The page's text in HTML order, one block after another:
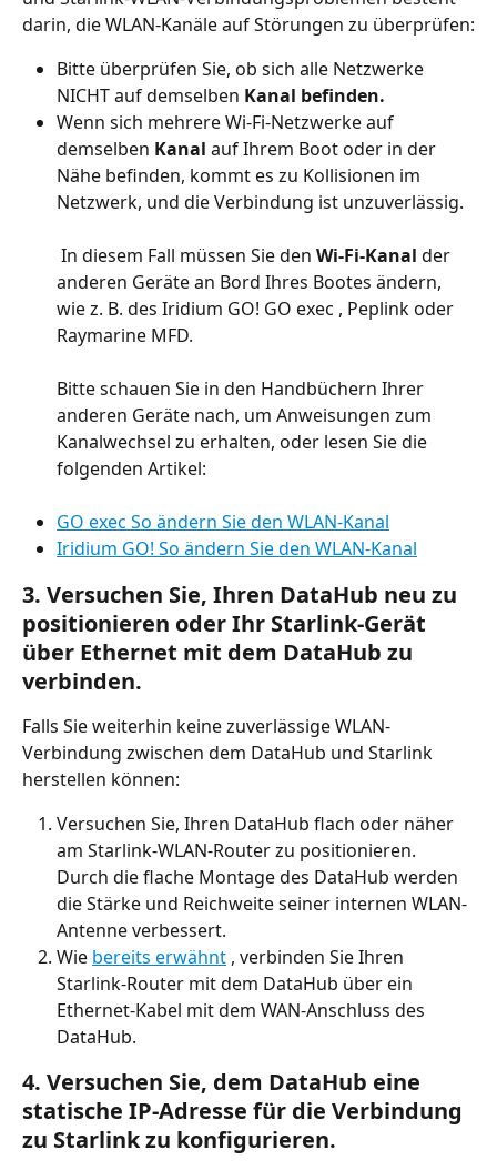
darin, die WLAN-Kanäle auf Störungen zu überprüfen:
Bitte überprüfen Sie, ob sich alle Netzwerke
NICHT auf demselben Kanal befinden.
Wenn sich mehrere Wi-Fi-Netzwerke auf
demselben Kanal auf Ihrem Boot oder in der
Nähe befinden, kommt es zu Kollisionen im
Netzwerk, und die Verbindung ist unzuverlässig.
In diesem Fall müssen Sie den Wi-Fi-Kanal der
anderen Geräte an Bord Ihres Bootes ändern,
wie z. B. des Iridium GO! GO exec , Peplink oder
Raymarine MFD.
Bitte schauen Sie in den Handbüchern Ihrer
anderen Geräte nach, um Anweisungen zum
Kanalwechsel zu erhalten, oder lesen Sie die
folgenden Artikel:
GO exec So ändern Sie den WLAN-Kanal
Iridium GO! So ändern Sie den WLAN-Kanal
3. Versuchen Sie, Ihren DataHub neu zu
positionieren oder Ihr Starlink-Gerät
über Ethernet mit dem DataHub zu
verbinden.
Falls Sie weiterhin keine zuverlässige WLAN-
Verbindung zwischen dem DataHub und Starlink
herstellen können:
Versuchen Sie, Ihren DataHub flach oder näher
am Starlink-WLAN-Router zu positionieren.
Durch die flache Montage des DataHub werden
die Stärke und Reichweite seiner internen WLAN-
Antenne verbessert.
Wie bereits erwähnt , verbinden Sie Ihren
Starlink-Router mit dem DataHub über ein
Ethernet-Kabel mit dem WAN-Anschluss des
DataHub.
4. Versuchen Sie, dem DataHub eine
statische IP-Adresse für die Verbindung
zu Starlink zu konfigurieren.